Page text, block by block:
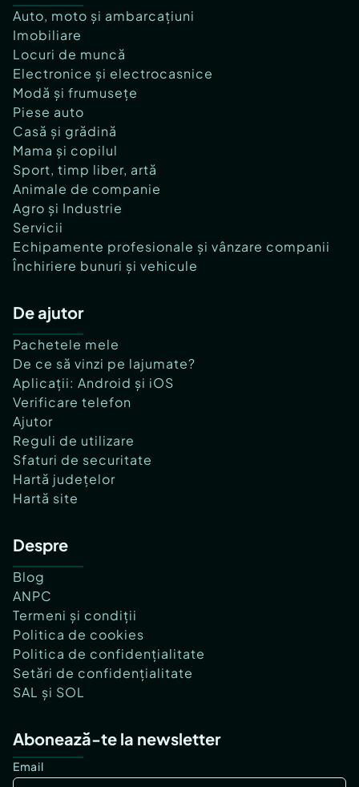
Auto, moto și ambarcațiuni
Imobiliare
Locuri de muncă
Electronice și electrocasnice
Modă și frumusețe
Piese auto
Casă și grădină
Mama și copilul
Sport, timp liber, artă
Animale de companie
Agro și Industrie
Servicii
Echipamente profesionale și vânzare companii
Închiriere bunuri și vehicule
De ajutor
Pachetele mele
De ce să vinzi pe lajumate?
Aplicații: Android și iOS
Verificare telefon
Ajutor
Reguli de utilizare
Sfaturi de securitate
Hartă județelor
Hartă site
Despre
Blog
ANPC
Termeni și condiții
Politica de cookies
Politica de confidențialitate
Setări de confidențialitate
SAL și SOL
Abonează-te la newsletter
Email